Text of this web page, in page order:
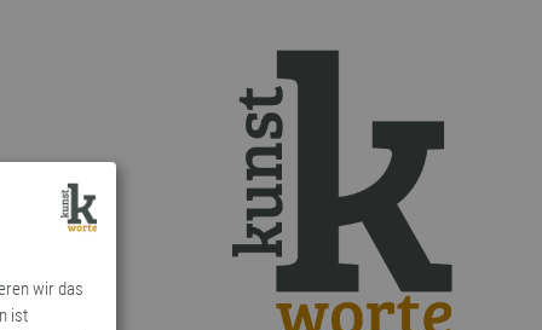
wir das
ist